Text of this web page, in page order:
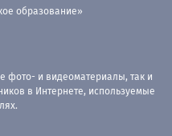
образование»
фото- и видеоматериалы, так и
в Интернете, используемые